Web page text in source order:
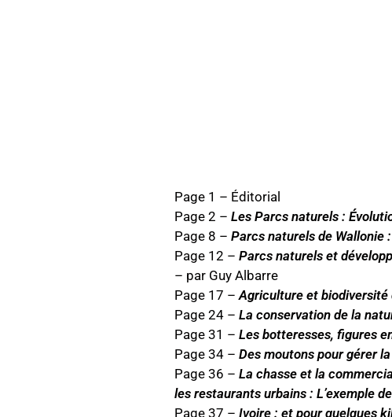
Page 1 – Éditorial
Page 2 – Les Parcs naturels :
Page 8 – Parcs naturels de Wallonie
Page 12 – Parcs naturels et
– par Guy Albarre
Page 17 – Agriculture et biodiversité
Page 24 – La conservation de la
Page 31 – Les botteresses, figures
Page 34 – Des moutons pour gérer
Page 36 – La chasse et la
les restaurants urbains : L’exemple
Page 37 – Ivoire : et pour quelques